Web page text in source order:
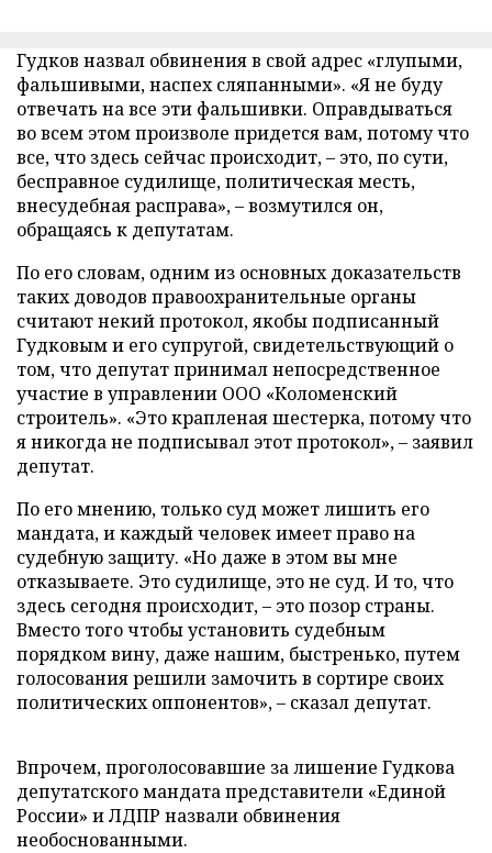
Гудков назвал обвинения в свой адрес «глупыми,
фальшивыми, наспех сляпанными». «Я не буду
отвечать на все эти фальшивки. Оправдываться
во всем этом произволе придется вам, потому что
все, что здесь сейчас происходит, – это, по сути,
бесправное судилище, политическая месть,
внесудебная расправа», – возмутился он,
обращаясь к депутатам.
По его словам, одним из основных доказательств
таких доводов правоохранительные органы
считают некий протокол, якобы подписанный
Гудковым и его супругой, свидетельствующий о
том, что депутат принимал непосредственное
участие в управлении ООО «Коломенский
строитель». «Это крапленая шестерка, потому что
я никогда не подписывал этот протокол», – заявил
депутат.
По его мнению, только суд может лишить его
мандата, и каждый человек имеет право на
судебную защиту. «Но даже в этом вы мне
отказываете. Это судилище, это не суд. И то, что
здесь сегодня происходит, – это позор страны.
Вместо того чтобы установить судебным
порядком вину, даже нашим, быстренько, путем
голосования решили замочить в сортире своих
политических оппонентов», – сказал депутат.
Впрочем, проголосовавшие за лишение Гудкова
депутатского мандата представители «Единой
России» и ЛДПР назвали обвинения
необоснованными.